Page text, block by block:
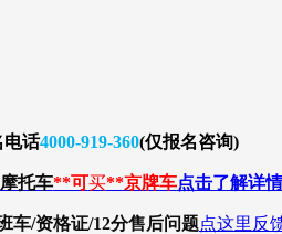
电话4000-919-360(仅报名咨询)
托车**可买**京牌车点击了解详情
车/资格证/12分售后问题点这里反